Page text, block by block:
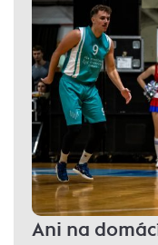
Ani na